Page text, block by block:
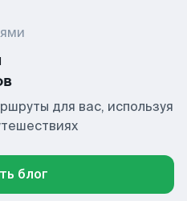
для вас, используя
блог